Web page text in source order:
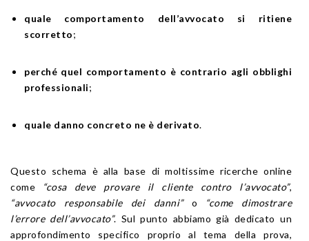
quale comportamento dell’avvocato si ritiene
scorretto;
perché quel comportamento è contrario agli obblighi
professionali;
quale danno concreto ne è derivato.
Questo schema è alla base di moltissime ricerche online
come
“cosa deve provare il cliente contro l’avvocato”,
“avvocato responsabile dei danni”o “come dimostrare
l’errore dell’avvocato”. Sul punto abbiamo già dedicato un
approfondimento specifico proprio al tema della prova,